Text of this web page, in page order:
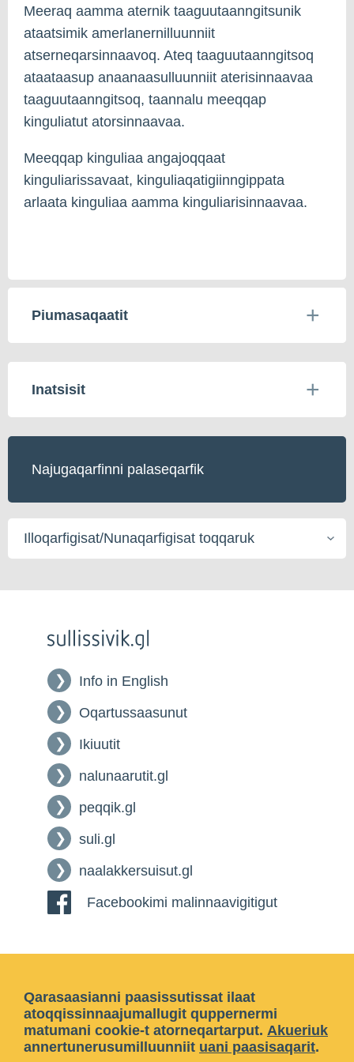
Meeraq aamma aternik taaguutaanngitsunik
ataatsimik amerlanernilluunniit
atserneqarsinnaavoq. Ateq taaguutaanngitsoq
ataataasup anaanaasulluunniit aterisinnaavaa
taaguutaanngitsoq, taannalu meeqqap
kinguliatut atorsinnaavaa.
Meeqqap kinguliaa angajoqqaat
kinguliarissavaat, kinguliaqatigiinngippata
arlaata kinguliaa aamma kinguliarisinnaavaa.
Piumasaqaatit
Inatsisit
Najugaqarfinni palaseqarfik
Illoqarfigisat/Nunaqarfigisat
toqqaruk
Info in English
Oqartussaasunut
Ikiuutit
nalunaarutit.gl
peqqik.gl
suli.gl
naalakkersuisut.gl
Facebookimi malinnaavigitigut
Qarasaasianni paasissutissat ilaat
atoqqissinnaajumallugit quppernermi
matumani cookie-t atorneqartarput. Akueriuk
annertunerusumilluunniit uani paasisaqarit.